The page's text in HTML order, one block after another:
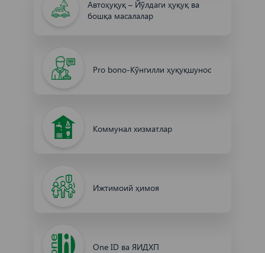
Автоҳуқуқ – Йўлдаги ҳуқуқ ва
бошқа масалалар
Pro bono-Кўнгилли ҳуқуқшунос
Коммунал хизматлар
Ижтимоий ҳимоя
One ID ва ЯИДХП